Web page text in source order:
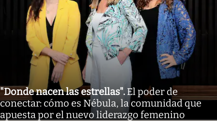
"Donde nacen las estrellas". El poder de
conectar: cómo es Nébula, la comunidad que
apuesta por el nuevo liderazgo femenino